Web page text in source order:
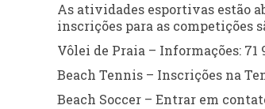
As atividades esportivas estão
inscrições para as competições
Vôlei de Praia – Informações:
Beach Tennis – Inscrições na
Beach Soccer – Entrar em